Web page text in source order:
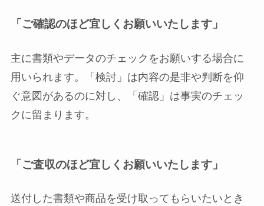
「ご確認のほど宜しくお願いいたします」
主に書類やデータのチェックをお願いする場合に
用いられます。「検討」は内容の是非や判断を仰
ぐ意図があるのに対し、「確認」は事実のチェッ
クに留まります。
「ご査収のほど宜しくお願いいたします」
送付した書類や商品を受け取ってもらいたいとき